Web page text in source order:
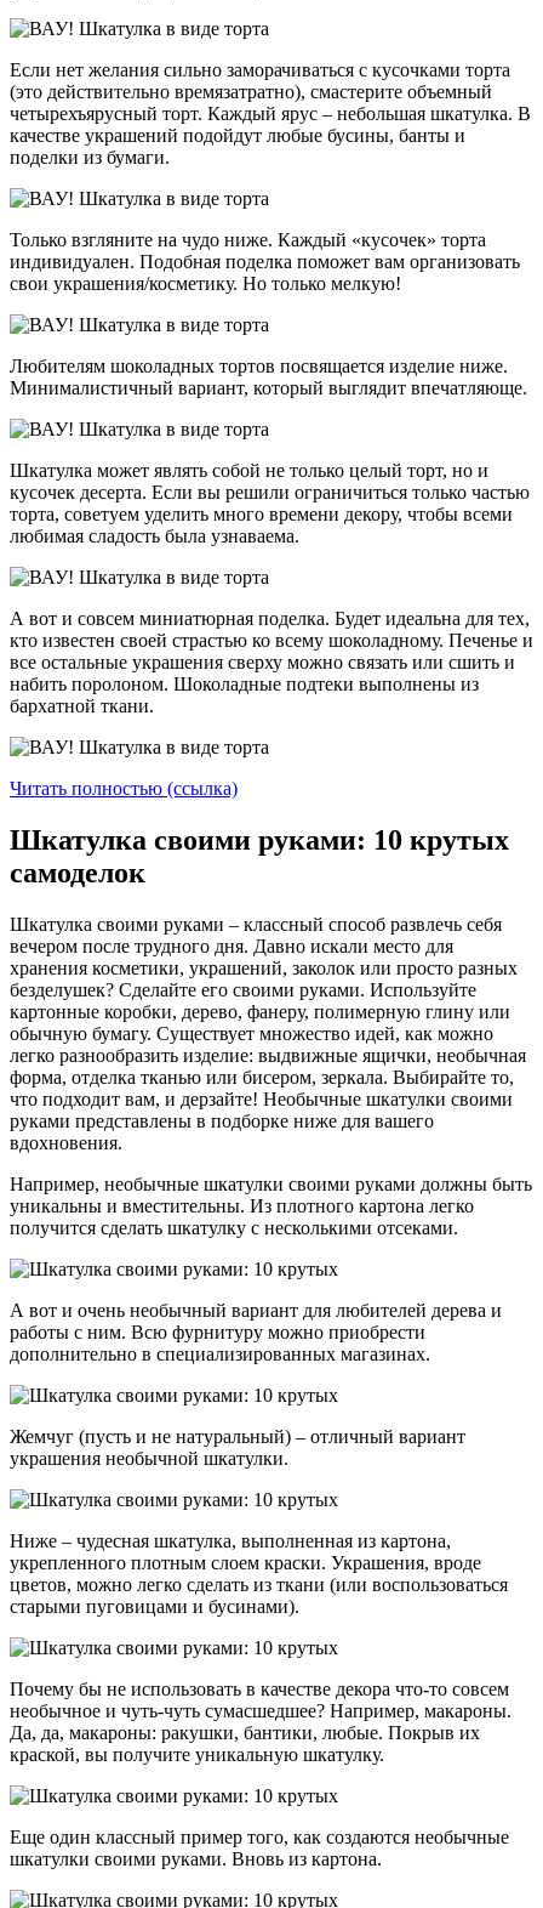
Если нет желания сильно заморачиваться с кусочками торта
(это действительно времязатратно), смастерите объемный
четырехъярусный торт. Каждый ярус – небольшая шкатулка. В
качестве украшений подойдут любые бусины, банты и
поделки из бумаги.
Только взгляните на чудо ниже. Каждый «кусочек» торта
индивидуален. Подобная поделка поможет вам организовать
свои украшения/косметику. Но только мелкую!
Любителям шоколадных тортов посвящается изделие ниже.
Минималистичный вариант, который выглядит впечатляюще.
Шкатулка может являть собой не только целый торт, но и
кусочек десерта. Если вы решили ограничиться только частью
торта, советуем уделить много времени декору, чтобы всеми
любимая сладость была узнаваема.
А вот и совсем миниатюрная поделка. Будет идеальна для тех,
кто известен своей страстью ко всему шоколадному. Печенье и
все остальные украшения сверху можно связать или сшить и
набить поролоном. Шоколадные подтеки выполнены из
бархатной ткани.
Читать полностью (ссылка)
Шкатулка своими руками: 10 крутых
самоделок
Шкатулка своими руками – классный способ развлечь себя
вечером после трудного дня. Давно искали место для
хранения косметики, украшений, заколок или просто разных
безделушек? Сделайте его своими руками. Используйте
картонные коробки, дерево, фанеру, полимерную глину или
обычную бумагу. Существует множество идей, как можно
легко разнообразить изделие: выдвижные ящички, необычная
форма, отделка тканью или бисером, зеркала. Выбирайте то,
что подходит вам, и дерзайте! Необычные шкатулки своими
руками представлены в подборке ниже для вашего
вдохновения.
Например, необычные шкатулки своими руками должны быть
уникальны и вместительны. Из плотного картона легко
получится сделать шкатулку с несколькими отсеками.
А вот и очень необычный вариант для любителей дерева и
работы с ним. Всю фурнитуру можно приобрести
дополнительно в специализированных магазинах.
Жемчуг (пусть и не натуральный) – отличный вариант
украшения необычной шкатулки.
Ниже – чудесная шкатулка, выполненная из картона,
укрепленного плотным слоем краски. Украшения, вроде
цветов, можно легко сделать из ткани (или воспользоваться
старыми пуговицами и бусинами).
Почему бы не использовать в качестве декора что-то совсем
необычное и чуть-чуть сумасшедшее? Например, макароны.
Да, да, макароны: ракушки, бантики, любые. Покрыв их
краской, вы получите уникальную шкатулку.
Еще один классный пример того, как создаются необычные
шкатулки своими руками. Вновь из картона.